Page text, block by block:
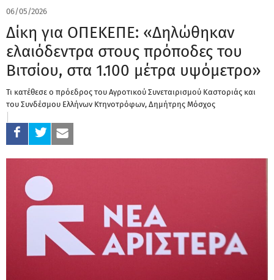
06/05/2026
Δίκη για ΟΠΕΚΕΠΕ: «Δηλώθηκαν
ελαιόδεντρα στους πρόποδες του
Βιτσίου, στα 1.100 μέτρα υψόμετρο»
Τι κατέθεσε ο πρόεδρος του Αγροτικού Συνεταιρισμού Καστοριάς και
του Συνδέσμου Ελλήνων Κτηνοτρόφων, Δημήτρης Μόσχος